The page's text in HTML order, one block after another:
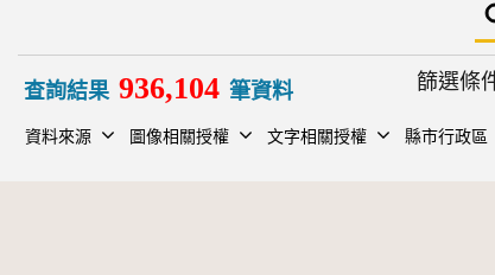
查詢結果 936,104 筆資料 篩選條
資料來源 圖像相關授權 文字相關授權 縣市行政區